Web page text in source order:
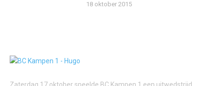
18 oktober 2015